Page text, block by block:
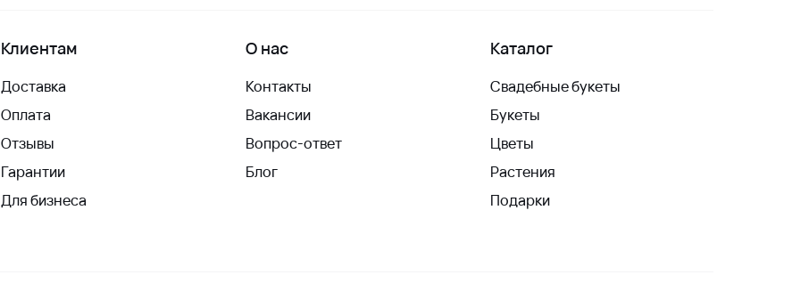
Клиентам
Доставка
Оплата
Отзывы
Гарантии
Для бизнеса
О нас
Контакты
Вакансии
Вопрос-ответ
Блог
Каталог
Свадебные букеты
Букеты
Цветы
Растения
Подарки